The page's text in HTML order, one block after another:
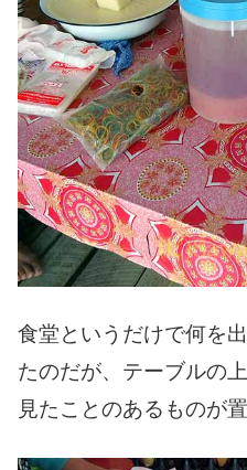
食堂というだけで何を
たのだが、テーブルの
見たことのあるものが